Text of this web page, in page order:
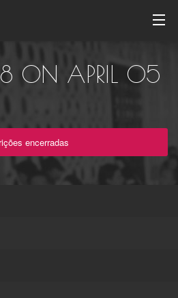
ON APRIL 05
encerradas